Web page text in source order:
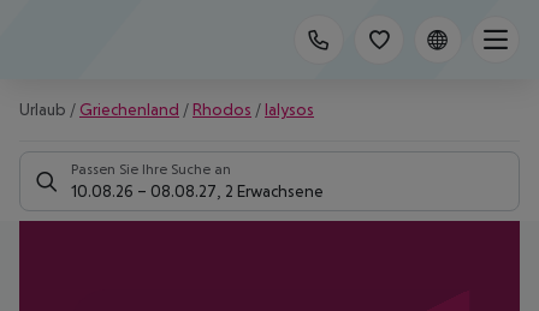
Urlaub / Griechenland / Rhodos / Ialysos
Passen Sie Ihre Suche an
10.08.26 – 08.08.27 2 Erwachsene